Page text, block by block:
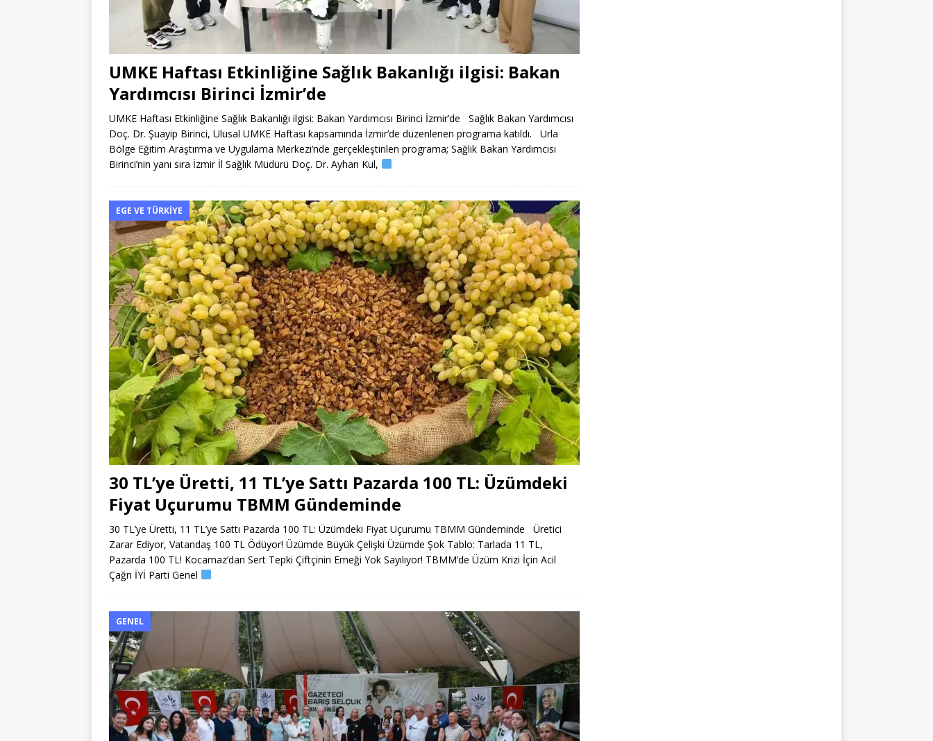
UMKE Haftası Etkinliğine Sağlık Bakanlığı ilgisi: Bakan
Yardımcısı Birinci İzmir’de
UMKE Haftası Etkinliğine Sağlık Bakanlığı ilgisi: Bakan Yardımcısı Birinci İzmir’de Sağlık Bakan Yardımcısı
Doç. Dr. Şuayip Birinci, Ulusal UMKE Haftası kapsamında İzmir’de düzenlenen programa katıldı. Urla
Bölge Eğitim Araştırma ve Uygulama Merkezi’nde gerçekleştirilen programa; Sağlık Bakan Yardımcısı
Birinci’nin yanı sıra İzmir İl Sağlık Müdürü Doç. Dr. Ayhan Kul,
EGE VE TÜRKIYE
30 TL’ye Üretti, 11 TL’ye Sattı Pazarda 100 TL: Üzümdeki
Fiyat Uçurumu TBMM Gündeminde
30 TL’ye Üretti, 11 TL’ye Sattı Pazarda 100 TL: Üzümdeki Fiyat Uçurumu TBMM Gündeminde Üretici
Zarar Ediyor, Vatandaş 100 TL Ödüyor! Üzümde Büyük Çelişki Üzümde Şok Tablo: Tarlada 11 TL,
Pazarda 100 TL! Kocamaz’dan Sert Tepki Çiftçinin Emeği Yok Sayılıyor! TBMM’de Üzüm Krizi İçin Acil
Çağrı İYİ Parti Genel
GENEL